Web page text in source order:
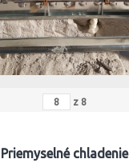
z 8
Priemyselné chladenie